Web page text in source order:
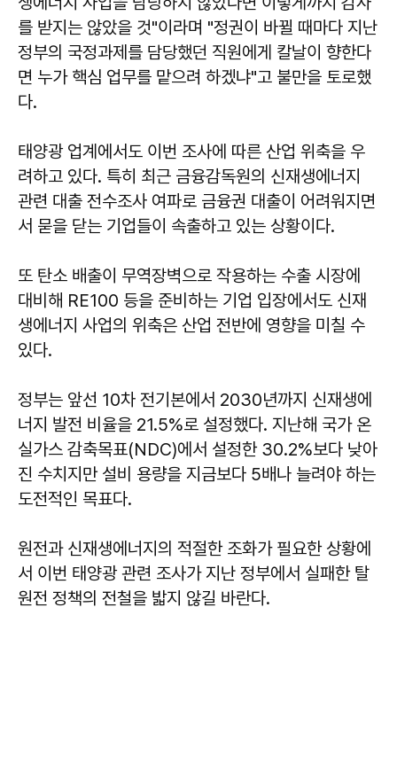
를 받지는 않았을 것"이라며 "정권이 바뀔 때마다 지난
정부의 국정과제를 담당했던 직원에게 칼날이 향한다
면 누가 핵심 업무를 맡으려 하겠냐"고 불만을 토로했
다.
태양광 업계에서도 이번 조사에 따른 산업 위축을 우
려하고 있다. 특히 최근 금융감독원의 신재생에너지
관련 대출 전수조사 여파로 금융권 대출이 어려워지면
서 묻을 닫는 기업들이 속출하고 있는 상황이다.
또 탄소 배출이 무역장벽으로 작용하는 수출 시장에
대비해 RE100 등을 준비하는 기업 입장에서도 신재
생에너지 사업의 위축은 산업 전반에 영향을 미칠 수
있다.
정부는 앞선 10차 전기본에서 2030년까지 신재생에
너지 발전 비율을 21.5%로 설정했다. 지난해 국가 온
실가스 감축목표(NDC)에서 설정한 30.2%보다 낮아
진 수치지만 설비 용량을 지금보다 5배나 늘려야 하는
도전적인 목표다.
원전과 신재생에너지의 적절한 조화가 필요한 상황에
서 이번 태양광 관련 조사가 지난 정부에서 실패한 탈
원전 정책의 전철을 밟지 않길 바란다.